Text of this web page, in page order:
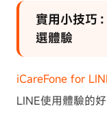
實用小技巧
選體驗
iCareFone for
LINE使用體驗的好